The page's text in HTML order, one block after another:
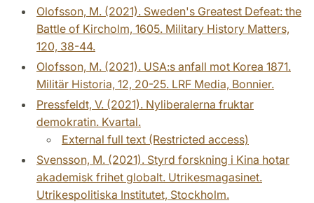
Olofsson, M. (2021). Sweden's Greatest Defeat: the
Battle of Kircholm, 1605. Military History Matters,
120, 38-44.
Olofsson, M. (2021). USA:s anfall mot Korea 1871.
Militär Historia, 12, 20-25. LRF Media, Bonnier.
Pressfeldt, V. (2021). Nyliberalerna fruktar
demokratin. Kvartal.
External full text (Restricted access)
Svensson, M. (2021). Styrd forskning i Kina hotar
akademisk frihet globalt. Utrikesmagasinet.
Utrikespolitiska Institutet, Stockholm.